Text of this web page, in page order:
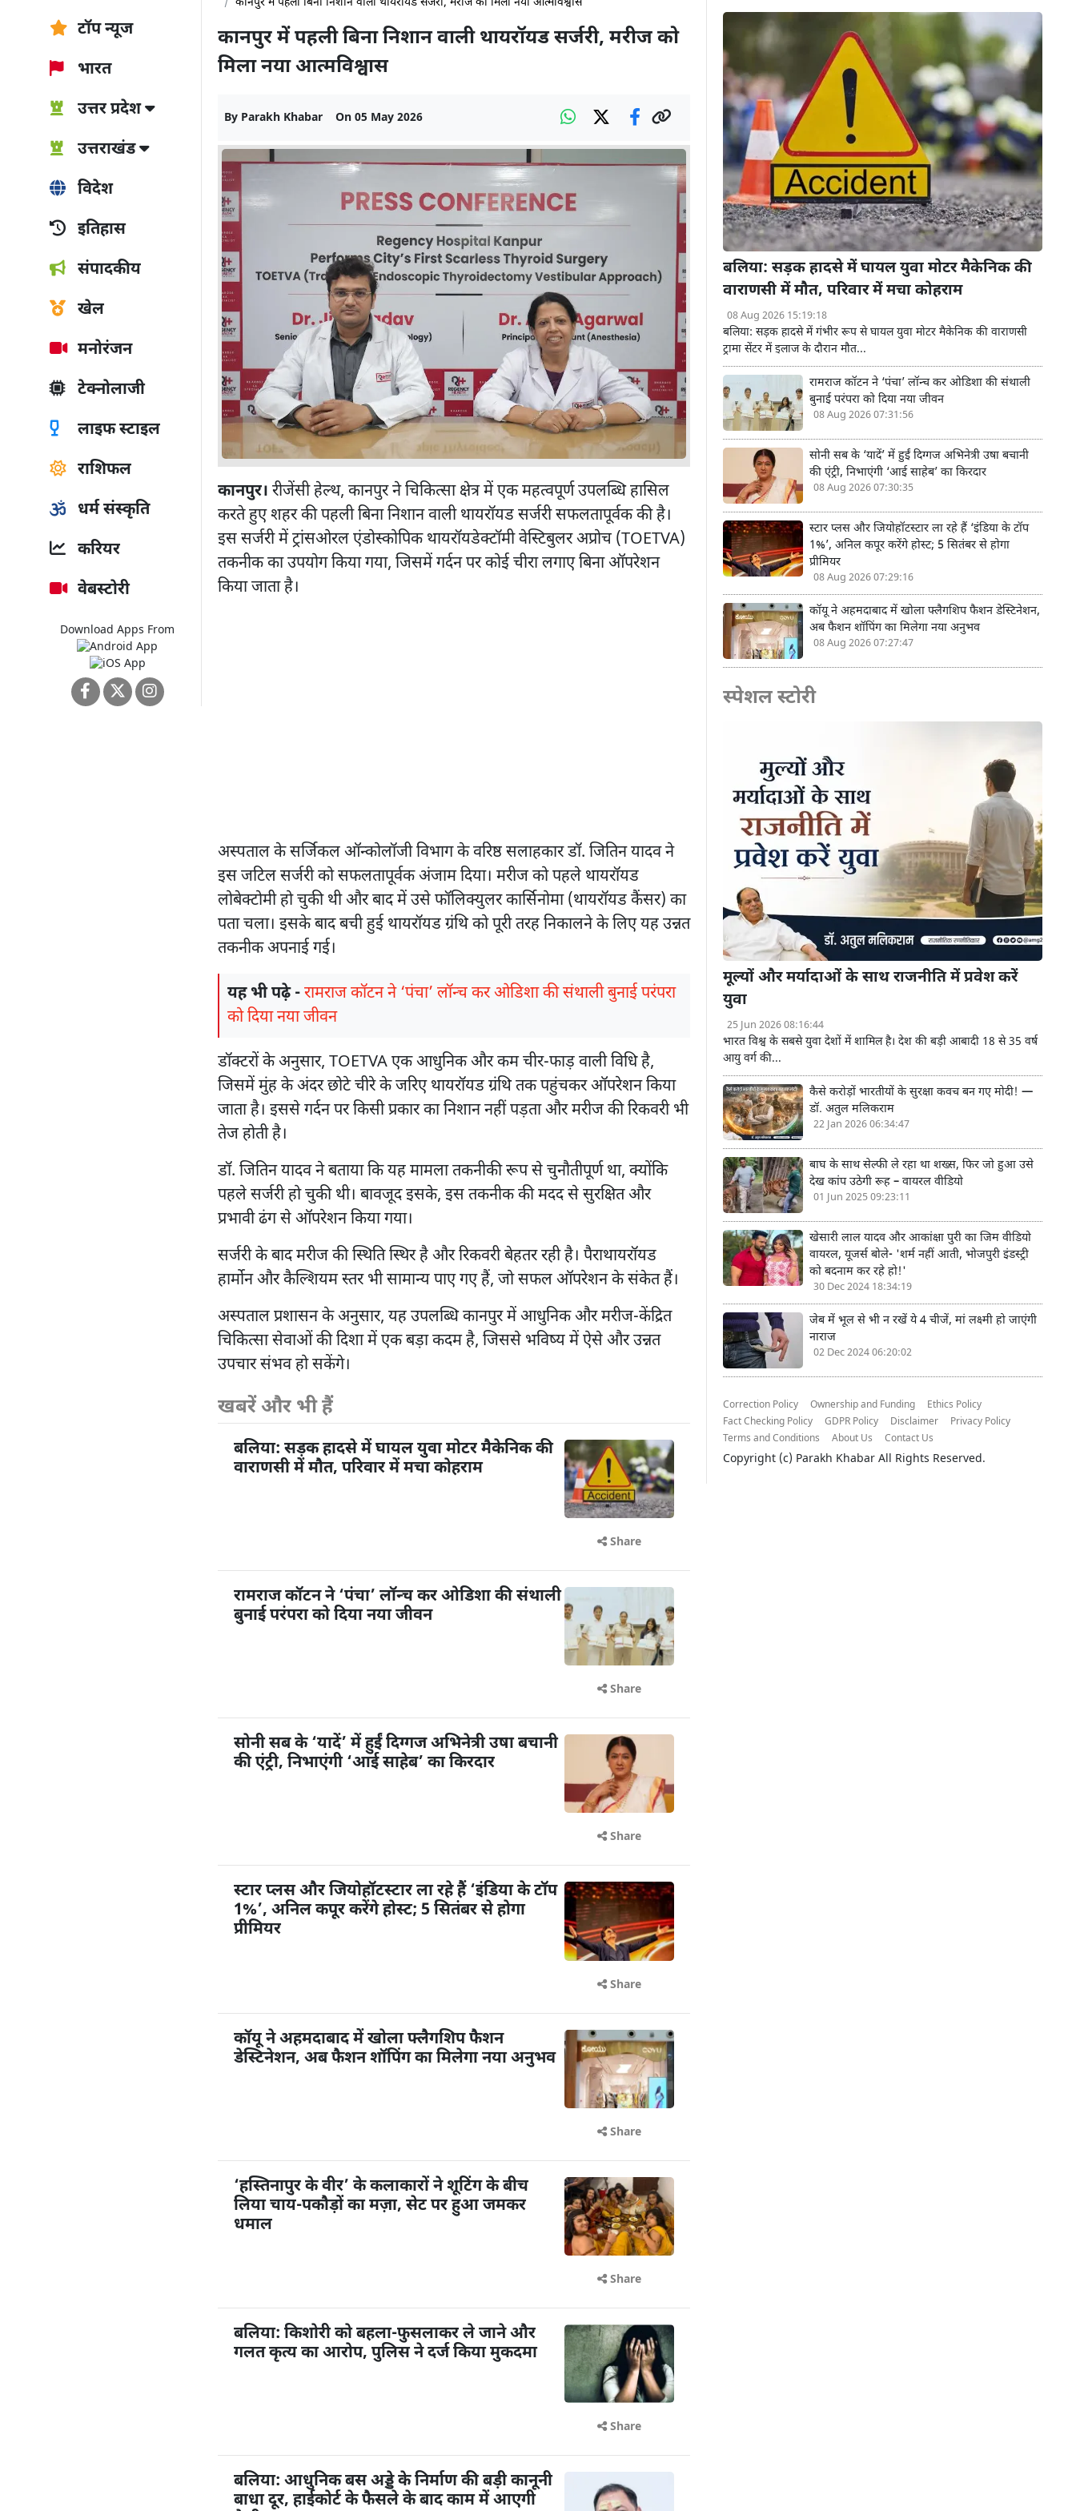
टॉप न्यूज
भारत
उत्तर प्रदेश
उत्तराखंड
विदेश
इतिहास
संपादकीय
खेल
मनोरंजन
टेक्नोलाजी
लाइफ स्टाइल
राशिफल
धर्म संस्कृति
करियर
वेबस्टोरी
Download Apps From
कानपुर में पहली बिना निशान वाली थायरॉयड सर्जरी, मरीज को
मिला नया आत्मविश्वास
By Parakh Khabar On 05 May 2026
कानपुर। रीजेंसी हेल्थ, कानपुर ने चिकित्सा क्षेत्र में एक महत्वपूर्ण उपलब्धि हासिल
करते हुए शहर की पहली बिना निशान वाली थायरॉयड सर्जरी सफलतापूर्वक की है।
इस सर्जरी में ट्रांसओरल एंडोस्कोपिक थायरॉयडेक्टॉमी वेस्टिबुलर अप्रोच (TOETVA)
तकनीक का उपयोग किया गया, जिसमें गर्दन पर कोई चीरा लगाए बिना ऑपरेशन
किया जाता है।
अस्पताल के सर्जिकल ऑन्कोलॉजी विभाग के वरिष्ठ सलाहकार डॉ. जितिन यादव ने
इस जटिल सर्जरी को सफलतापूर्वक अंजाम दिया। मरीज को पहले थायरॉयड
लोबेक्टोमी हो चुकी थी और बाद में उसे फॉलिक्युलर कार्सिनोमा (थायरॉयड कैंसर) का
पता चला। इसके बाद बची हुई थायरॉयड ग्रंथि को पूरी तरह निकालने के लिए यह उन्नत
तकनीक अपनाई गई।
यह भी पढ़े -रामराज कॉटन ने ‘पंचा’ लॉन्च कर ओडिशा की संथाली बुनाई परंपरा
को दिया नया जीवन
डॉक्टरों के अनुसार, TOETVA एक आधुनिक और कम चीर-फाड़ वाली विधि है,
जिसमें मुंह के अंदर छोटे चीरे के जरिए थायरॉयड ग्रंथि तक पहुंचकर ऑपरेशन किया
जाता है। इससे गर्दन पर किसी प्रकार का निशान नहीं पड़ता और मरीज की रिकवरी भी
तेज होती है।
डॉ. जितिन यादव ने बताया कि यह मामला तकनीकी रूप से चुनौतीपूर्ण था, क्योंकि
पहले सर्जरी हो चुकी थी। बावजूद इसके, इस तकनीक की मदद से सुरक्षित और
प्रभावी ढंग से ऑपरेशन किया गया।
सर्जरी के बाद मरीज की स्थिति स्थिर है और रिकवरी बेहतर रही है। पैराथायरॉयड
हार्मोन और कैल्शियम स्तर भी सामान्य पाए गए हैं, जो सफल ऑपरेशन के संकेत हैं।
अस्पताल प्रशासन के अनुसार, यह उपलब्धि कानपुर में आधुनिक और मरीज-केंद्रित
चिकित्सा सेवाओं की दिशा में एक बड़ा कदम है, जिससे भविष्य में ऐसे और उन्नत
उपचार संभव हो सकेंगे।
खबरें और भी हैं
बलिया: सड़क हादसे में घायल युवा मोटर मैकेनिक की
वाराणसी में मौत, परिवार में मचा कोहराम
Share
रामराज कॉटन ने ‘पंचा’ लॉन्च कर ओडिशा की संथाली
बुनाई परंपरा को दिया नया जीवन
Share
सोनी सब के ‘यादें’ में हुईं दिग्गज अभिनेत्री उषा बचानी
की एंट्री, निभाएंगी ‘आई साहेब’ का किरदार
Share
स्टार प्लस और जियोहॉटस्टार ला रहे हैं ‘इंडिया के टॉप
1%’, अनिल कपूर करेंगे होस्ट; 5 सितंबर से होगा
प्रीमियर
Share
कॉयू ने अहमदाबाद में खोला फ्लैगशिप फैशन
डेस्टिनेशन, अब फैशन शॉपिंग का मिलेगा नया अनुभव
Share
‘हस्तिनापुर के वीर’ के कलाकारों ने शूटिंग के बीच
लिया चाय-पकौड़ों का मज़ा, सेट पर हुआ जमकर
धमाल
Share
बलिया: किशोरी को बहला-फुसलाकर ले जाने और
गलत कृत्य का आरोप, पुलिस ने दर्ज किया मुकदमा
Share
बलिया: आधुनिक बस अड्डे के निर्माण की बड़ी कानूनी
बाधा दूर, हाईकोर्ट के फैसले के बाद काम में आएगी
बलिया: सड़क हादसे में घायल युवा मोटर मैकेनिक की
वाराणसी में मौत, परिवार में मचा कोहराम
08 Aug 2026 15:19:18
बलिया: सड़क हादसे में गंभीर रूप से घायल युवा मोटर मैकेनिक की वाराणसी
ट्रामा सेंटर में इलाज के दौरान मौत...
रामराज कॉटन ने ‘पंचा’ लॉन्च कर ओडिशा की संथाली
बुनाई परंपरा को दिया नया जीवन
08 Aug 2026 07:31:56
सोनी सब के ‘यादें’ में हुईं दिग्गज अभिनेत्री उषा बचानी
की एंट्री, निभाएंगी ‘आई साहेब’ का किरदार
08 Aug 2026 07:30:35
स्टार प्लस और जियोहॉटस्टार ला रहे हैं ‘इंडिया के टॉप
1%’, अनिल कपूर करेंगे होस्ट; 5 सितंबर से होगा
प्रीमियर
08 Aug 2026 07:29:16
कॉयू ने अहमदाबाद में खोला फ्लैगशिप फैशन डेस्टिनेशन,
अब फैशन शॉपिंग का मिलेगा नया अनुभव
08 Aug 2026 07:27:47
स्पेशल स्टोरी
मूल्यों और मर्यादाओं के साथ राजनीति में प्रवेश करें
युवा
25 Jun 2026 08:16:44
भारत विश्व के सबसे युवा देशों में शामिल है। देश की बड़ी आबादी 18 से 35 वर्ष
आयु वर्ग की...
कैसे करोड़ों भारतीयों के सुरक्षा कवच बन गए मोदी! —
डॉ. अतुल मलिकराम
22 Jan 2026 06:34:47
बाघ के साथ सेल्फी ले रहा था शख्स, फिर जो हुआ उसे
देख कांप उठेगी रूह – वायरल वीडियो
01 Jun 2025 09:23:11
खेसारी लाल यादव और आकांक्षा पुरी का जिम वीडियो
वायरल, यूजर्स बोले- 'शर्म नहीं आती, भोजपुरी इंडस्ट्री
को बदनाम कर रहे हो!'
30 Dec 2024 18:34:19
जेब में भूल से भी न रखें ये 4 चीजें, मां लक्ष्मी हो जाएंगी
नाराज
02 Dec 2024 06:20:02
Correction Policy Ownership and Funding
Ethics Policy
Fact Checking Policy
GDPR Policy Disclaimer
Privacy Policy
Terms and Conditions
About Us Contact Us
Copyright (c) Parakh Khabar All Rights Reserved.